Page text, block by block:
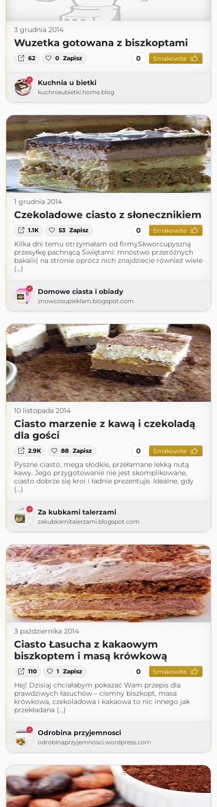
3 grudnia 2014
Wuzetka gotowana z biszkoptami
62 0 Zapisz 0 Smakowite
Kuchnia u bietki
kuchniaubietki.home.blog
1 grudnia 2014
Czekoladowe ciasto z słonecznikiem
1.1K 53 Zapisz 0 Smakowite
Kilka dni temu otrzymałam od firmySkworcupyszną
przesyłkę pachnącą Świętami: mnóstwo przeróżnych
bakalii( na stronie oprócz nich znajdziecie również wiele
(...)
Domowe ciasta i obiady
znowcosupieklam.blogspot.com
10 listopada 2014
Ciasto marzenie z kawą i czekoladą
dla gości
2.9K 88 Zapisz 0 Smakowite
Pyszne ciasto, mega słodkie, przełamane lekką nutą
kawy. Jego przygotowanie nie jest skomplikowane,
ciasto dobrze się kroi i ładnie prezentuje. Idealne, gdy
(...)
Za kubkami talerzami
zakubkamitalerzami.blogspot.com
3 października 2014
Ciasto Łasucha z kakaowym
biszkoptem i masą krówkową
110 1 Zapisz 0 Smakowite
Hej! Dzisiaj chciałabym pokazać Wam przepis dla
prawdziwych łasuchów – ciemny biszkopt, masa
krówkowa, czekoladowa i kakaowa to nic innego jak
przekładana (...)
Odrobina przyjemnosci
odrobinaprzyjemnosci.wordpress.com